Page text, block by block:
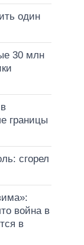
один
30 млн
границы
сгорел
война в
в